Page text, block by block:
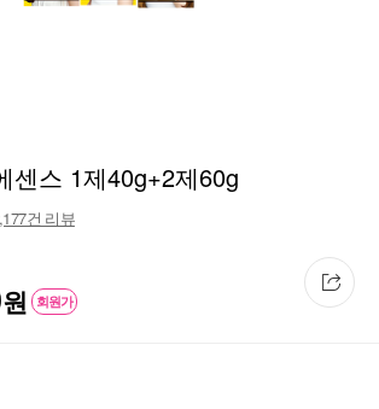
올뉴 샤이닝에센스 1제40g+2제60g
건 리뷰
원 회원가